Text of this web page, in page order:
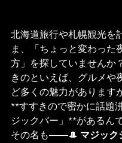
北海道旅行や札幌観光を
ま、「ちょっと変わった
方」を探していませんか
きのといえば、グルメや
ど多くの魅力があります
**すすきので密かに話題
ジックバー」**があるんで
その名も――🎩 マジック